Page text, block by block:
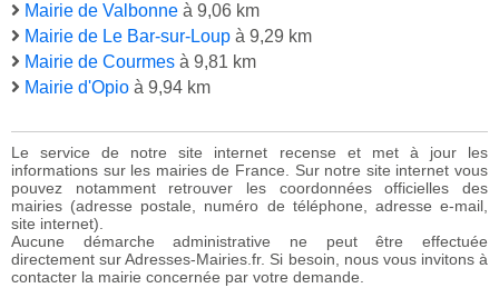
Mairie de Valbonne à 9,06 km
Mairie de Le Bar-sur-Loup à 9,29 km
Mairie de Courmes à 9,81 km
Mairie d'Opio à 9,94 km
Le service de notre site internet recense et met à jour les
informations sur les mairies de France. Sur notre site internet vous
pouvez notamment retrouver les coordonnées officielles des
mairies (adresse postale, numéro de téléphone, adresse e-mail,
site internet).
Aucune démarche administrative ne peut être effectuée
directement sur Adresses-Mairies.fr. Si besoin, nous vous invitons à
contacter la mairie concernée par votre demande.